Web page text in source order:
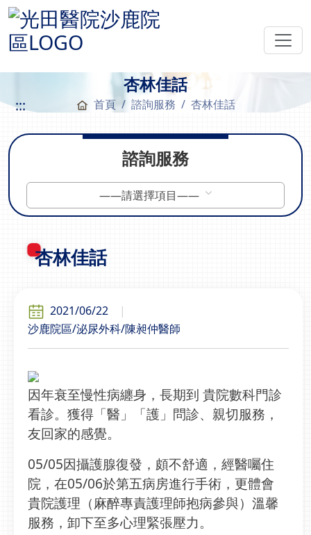
杏林佳話
::: 首頁 諮詢服務 杏林佳話
諮詢服務
——請選擇項目——
杏林佳話
2021/06/22
沙鹿院區/泌尿外科/陳昶仲醫師
因年衰至慢性病纏身，長期到 貴院數科門診
看診。獲得「醫」「護」問診、親切服務，
友回家的感覺。
05/05因攝護腺復發，頗不舒適，經醫囑住
院，在05/06於第五病房進行手術，更體會
貴院護理（麻醉專責護理師抱病參與）溫馨
服務，卸下至多心理緊張壓力。